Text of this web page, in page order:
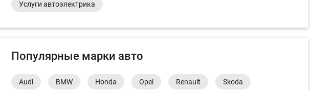
Услуги автоэлектрика
Популярные марки авто
Audi BMW Honda Opel Renault Skoda